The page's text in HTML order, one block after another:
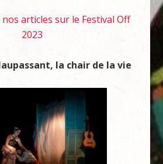
articles sur le Festival Off
2023
la chair de la vie